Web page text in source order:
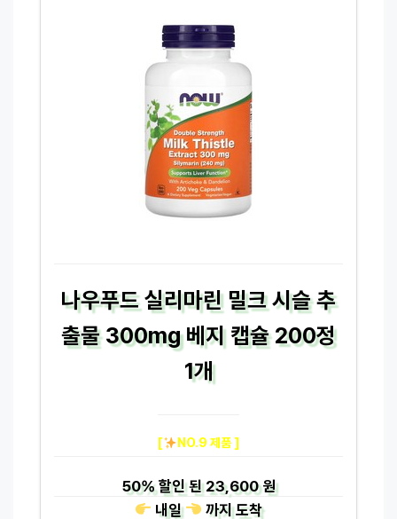
나우푸드 실리마린 밀크 시슬 추
출물 300mg 베지 캡슐 200정
1개
[ NO.9 제품 ]
50%할인 된23,600 원
내일
까지도착